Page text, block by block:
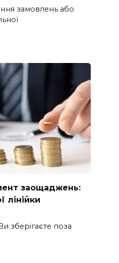
замовлень або
заощаджень:
лінійки
зберігаєте поза